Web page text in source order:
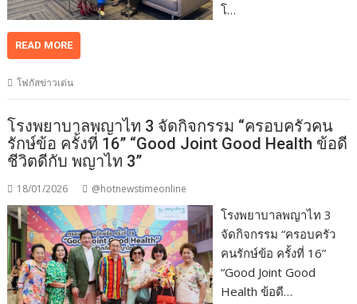
โ…
READ MORE
โฟกัสข่าวเด่น
โรงพยาบาลพญาไท 3 จัดกิจกรรม “ครอบครัวคน
รักษ์ข้อ ครั้งที่ 16” “Good Joint Good Health ข้อดี
ชีวิตดีกับ พญาไท 3”
18/01/2026 @hotnewstimeonline
โรงพยาบาลพญาไท 3
จัดกิจกรรม “ครอบครัว
คนรักษ์ข้อ ครั้งที่ 16”
“Good Joint Good
Health ข้อดี…